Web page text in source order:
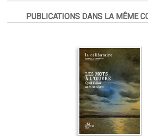
PUBLICATIONS DANS LA MÊME